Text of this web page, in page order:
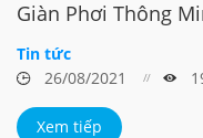
Giàn Phơi Thông
Tin tức
26/08/2021
Xem tiếp